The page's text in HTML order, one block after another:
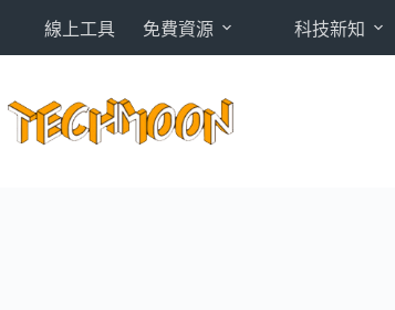
內
線上工具 免費資源 科技新知